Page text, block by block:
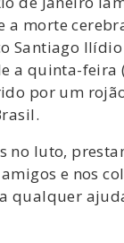
a morte
Santiago
a quinta-feira
por um
no luto,
e nos
qualquer